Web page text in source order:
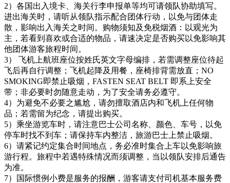
2）各国出入境卡、海关行李申报单等均可请领队协助填写。
进出海关时，请听从领队指示配合团体行动，以免与团体走
散，影响出入海关之时间。购物须知及免税烟酒：以观光为
主，若看到喜欢或合适的物品，请速决定是否购买以免影响其
他团体游客旅程时间。
3） 飞机上航班座位按姓氏英文字母编排，若需调整座位待起
飞后再自行调整；飞机起降及用餐，座椅排背需放直；NO
SMOKING即禁止吸烟，FASTEN SEAT BELT 即系上安全
带；非必要时勿随意走动，为了安全请务必遵守。
4）为避免不必要之尴尬，请勿擅取酒店内和飞机上任何物
品；若需留为纪念，请提出购买。
5）乘坐游览车时，请注意巴士公司名称、颜色、车号，以免
停车时找不到车；请保持车内整洁，旅游巴士上禁止吸烟。
6）请紧记约定集合时间地点，务必准时集合上车以免影响旅
游行程。旅程中若遇特殊情况而须调整，当以领队安排后通告
为准。
7）国际惯例小费是服务的报酬，游客请支付司机基本服务费